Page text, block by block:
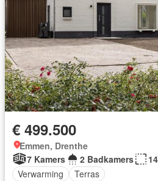
€ 499.500
Emmen, Drenthe
7 Kamers
2 Badkamers
Verwarming
Terras